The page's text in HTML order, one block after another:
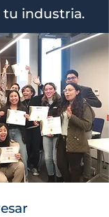
tu industria.